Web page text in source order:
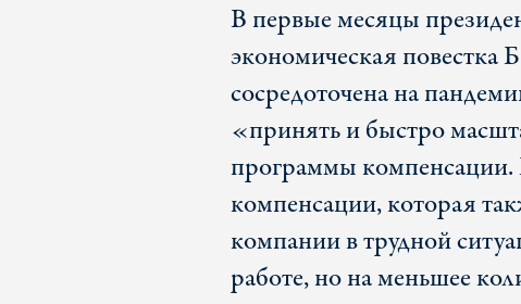
В первые месяцы
экономическая повестка
сосредоточена на
«принять и быстро
программы компенсации.
компенсации, которая
компании в трудной
работе, но на меньшее